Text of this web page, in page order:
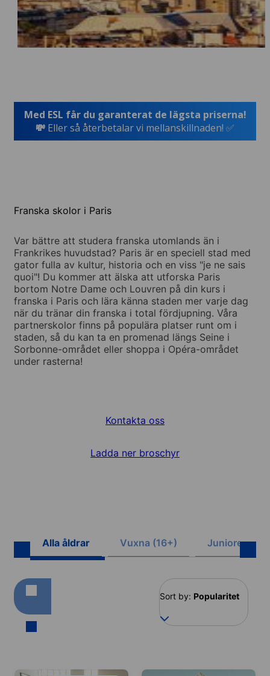
Med ESL får du garanterat de lägsta priserna!
💸 Eller så återbetalar vi mellanskillnaden! ✅
Franska skolor i Paris
Var bättre att studera franska utomlands än i
Frankrikes huvudstad? Paris är en speciell stad med
gator fulla av kultur, historia och en viss "je ne sais
quoi"! Du kommer att älska att utforska Paris
bortom Notre Dame och Louvren på din kurs i
franska i Paris och lära känna staden mer varje dag
när du tränar din franska i total fördjupning. Våra
partnerskolor finns på populära platser runt om i
staden, så du kan ta en promenad längs Seine i
Sorbonne-området eller shoppa i Opéra-området
under rasterna!
Kontakta oss
Ladda ner broschyr
Alla åldrar Vuxna (16+) Juniorer (8-
Sort by: Popularitet